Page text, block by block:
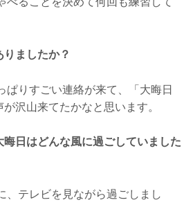
ましたか？
ぱりすごい連絡が来て、「大晦日
沢山来てたかなと思います。
日はどんな風に過ごしていました
、テレビを見ながら過ごしまし